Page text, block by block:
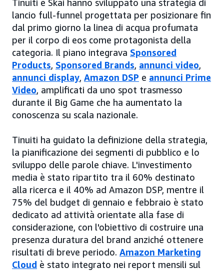
Tinuiti e Skai hanno sviluppato una strategia di
lancio full-funnel progettata per posizionare fin
dal primo giorno la linea di acqua profumata
per il corpo di eos come protagonista della
categoria. Il piano integrava Sponsored
Products, Sponsored Brands, annunci video,
annunci display, Amazon DSP e annunci Prime
Video, amplificati da uno spot trasmesso
durante il Big Game che ha aumentato la
conoscenza su scala nazionale.
Tinuiti ha guidato la definizione della strategia,
la pianificazione dei segmenti di pubblico e lo
sviluppo delle parole chiave. L'investimento
media è stato ripartito tra il 60% destinato
alla ricerca e il 40% ad Amazon DSP, mentre il
75% del budget di gennaio e febbraio è stato
dedicato ad attività orientate alla fase di
considerazione, con l'obiettivo di costruire una
presenza duratura del brand anziché ottenere
risultati di breve periodo. Amazon Marketing
Cloud è stato integrato nei report mensili sul